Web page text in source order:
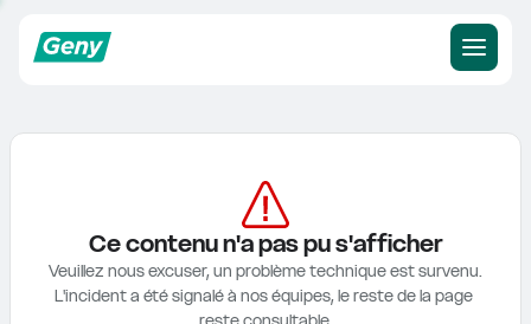
Ce contenu n'a pas pu s'afficher
Veuillez nous excuser, un problème technique est survenu.
L'incident a été signalé à nos équipes, le reste de la page